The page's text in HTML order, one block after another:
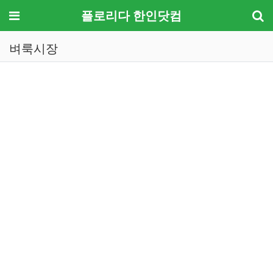
메뉴 플로리다 한인닷컴
벼룩시장